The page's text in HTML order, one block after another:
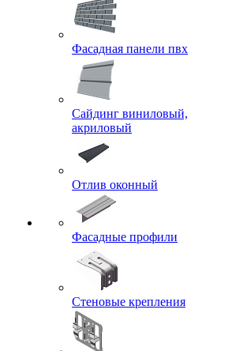
Фасадная панели пвх
Сайдинг виниловый,
акриловый
Отлив оконный
Фасадные профили
Стеновые крепления